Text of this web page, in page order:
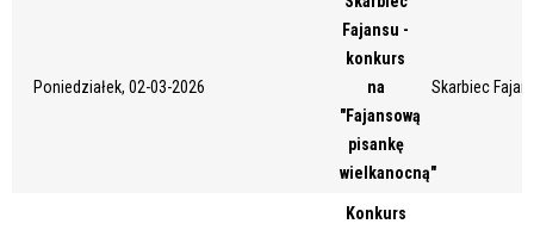
Poniedziałek, 02-03-2026
Fajansu -
konkurs
na
"Fajansową
pisankę
wielkanocną"
Skarbiec
Konkurs